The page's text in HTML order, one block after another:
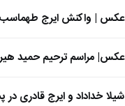
عکس | واکنش ایرج طهماسب
عکس| مراسم ترحیم حمید
شیلا خداداد و ایرج قادری در